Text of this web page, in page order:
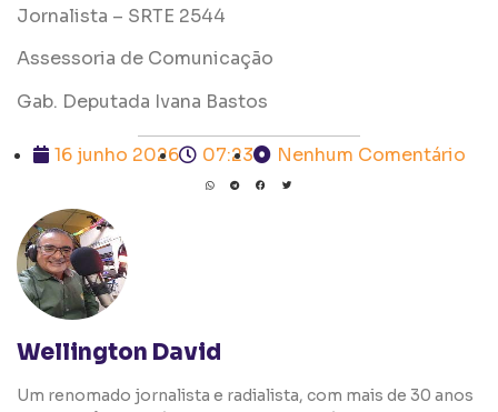
Jornalista – SRTE 2544
Assessoria de Comunicação
Gab. Deputada Ivana Bastos
16 junho 2026 07:23 Nenhum Comentário
Wellington David
Um renomado jornalista e radialista, com mais de 30 anos